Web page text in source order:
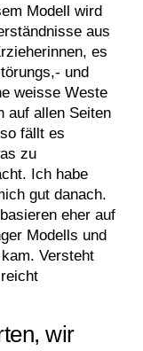
Modell wird
aus
es
und
weisse Weste
auf allen Seiten
fällt es
zu
Ich habe
gut danach.
eher auf
Modells und
Versteht
wir